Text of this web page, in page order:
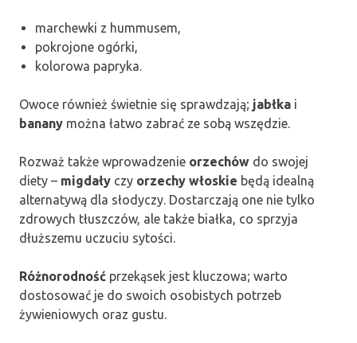
marchewki z hummusem,
pokrojone ogórki,
kolorowa papryka.
Owoce również świetnie się sprawdzają; jabłka i
banany można łatwo zabrać ze sobą wszędzie.
Rozważ także wprowadzenie orzechów do swojej
diety – migdały czy orzechy włoskie będą idealną
alternatywą dla słodyczy. Dostarczają one nie tylko
zdrowych tłuszczów, ale także białka, co sprzyja
dłuższemu uczuciu sytości.
Różnorodność przekąsek jest kluczowa; warto
dostosować je do swoich osobistych potrzeb
żywieniowych oraz gustu.